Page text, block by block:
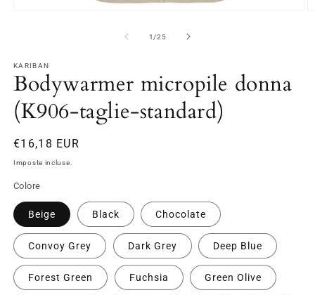
finestra
modale
1 /su
25
KARIBAN
Bodywarmer micropile donna
(K906-taglie-standard)
Prezzo
di
€16,18 EUR
Imposte incluse.
Colore
Beige Black Chocolate
Convoy Grey Dark Grey Deep Blue
Forest Green Fuchsia Green Olive